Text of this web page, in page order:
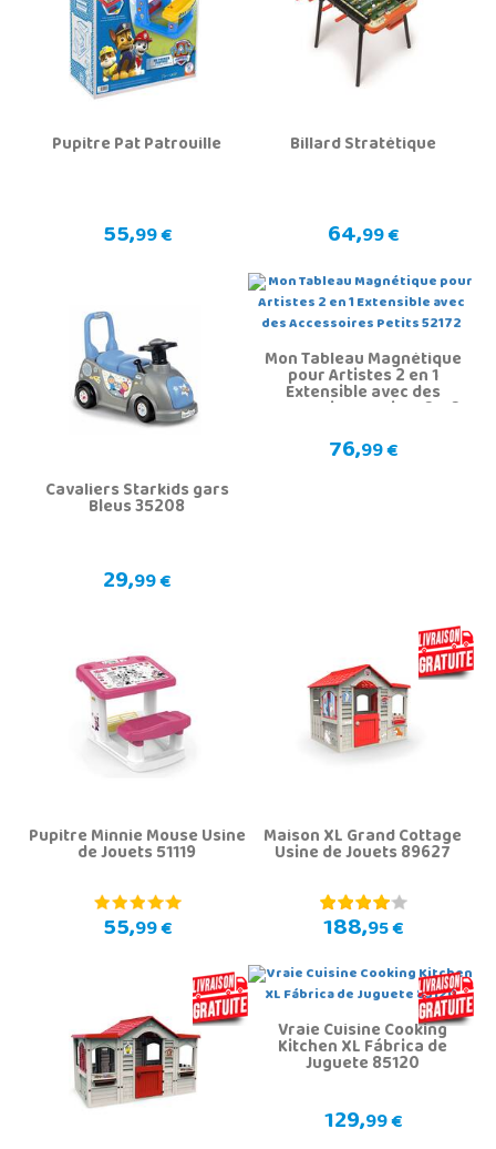
Pupitre Pat Patrouille
55,99 €
Billard Stratétique
64,99 €
Cavaliers Starkids gars
Bleus 35208
29,99 €
Mon Tableau Magnétique
pour Artistes 2 en 1
Extensible avec des
Accessoires Petits 52172
76,99 €
Pupitre Minnie Mouse Usine
de Jouets 51119
55,99 €
Maison XL Grand Cottage
Usine de Jouets 89627
188,95 €
Vraie Cuisine Cooking
Kitchen XL Fábrica de
Juguete 85120
129,99 €